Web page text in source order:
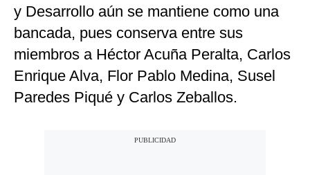
y Desarrollo aún se mantiene como una
bancada, pues conserva entre sus
miembros a Héctor Acuña Peralta, Carlos
Enrique Alva, Flor Pablo Medina, Susel
Paredes Piqué y Carlos Zeballos.